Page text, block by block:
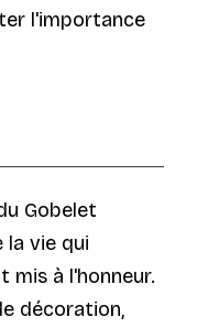
l'importance
Gobelet
la vie qui
à l'honneur.
décoration,